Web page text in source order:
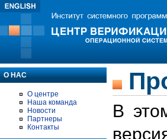
О НАС
О центре
Наша команда
Новости
Партнеры
Контакты
В